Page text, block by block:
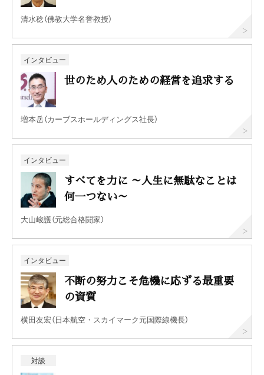
清水稔（佛教大学名誉教授）
インタビュー
世のため人のための経営を追求する
増本岳（カーブスホールディングス社長）
インタビュー
すべてを力に ～人生に無駄なことは
何一つない～
大山峻護（元総合格闘家）
インタビュー
不断の努力こそ危機に応ずる最重要
の資質
横田友宏（日本航空・スカイマーク元国際線機長）
対談